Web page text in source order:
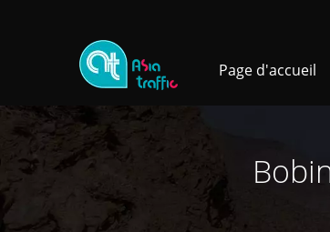
Page d'accueil